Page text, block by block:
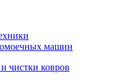
машин
чистки ковров